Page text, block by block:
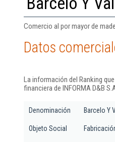
Comercio al por mayor de
Datos
La información del Ranking
financiera de INFORMA D&B
Denominación Barcelo Y
Objeto Social